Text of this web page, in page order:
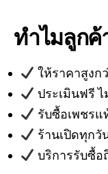
ทำไมลูกค้
ให้ราคาสูงก
ประเมินฟรี
รับซื้อเพชรแ
ร้านเปิดทุกวั
บริการรับซื้อ